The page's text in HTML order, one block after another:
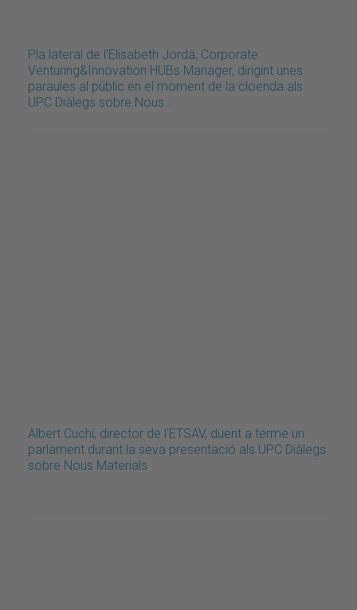
Pla lateral de l'Elisabeth Jordà, Corporate
Venturing&Innovation HUBs Manager, dirigint unes
paraules al públic en el moment de la cloenda als
UPC Diàlegs sobre Nous…
Albert Cuchí, director de l'ETSAV, duent a terme un
parlament durant la seva presentació als UPC Diàlegs
sobre Nous Materials